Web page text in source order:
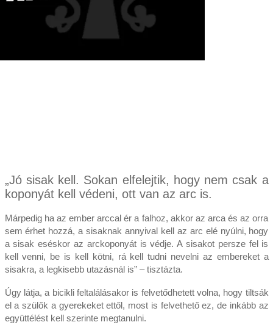
„Jó sisak kell. Sokan elfelejtik, hogy nem csak a
koponyát kell védeni, ott van az arc is.
Márpedig ha az ember arccal ér a falhoz, akkor az arca és az orra
sem érhet hozzá, a sisaknak annyival kell az arc elé nyúlni, hogy
a sisak eséskor az arckoponyát is védje. A sisakot persze fel is
kell venni, be is kell kötni, rá kell tudni nevelni az embereket a
sisakra, a legkisebb utazásnál is” – tisztázta.
Úgy látja, a bicikli feltalálásakor is felvetődhetett volna, hogy tiltsák
el a szülők a gyerekeket ettől, most is felvethető ez, de inkább az
együttélést kell szerinte megtanulni.